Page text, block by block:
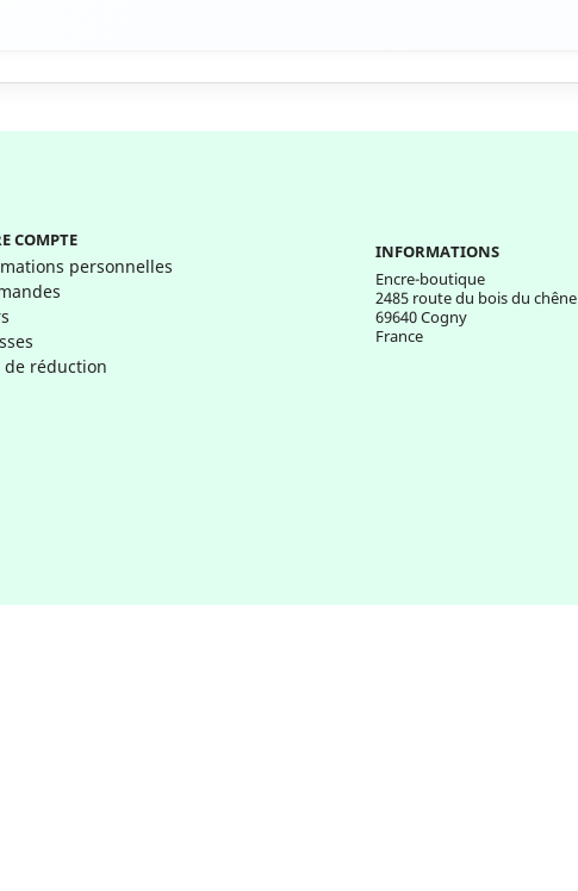
COMPTE
personnelles
de réduction
INFORMATIONS
Encre-boutique
2485 route du bois du chêne
69640 Cogny
France